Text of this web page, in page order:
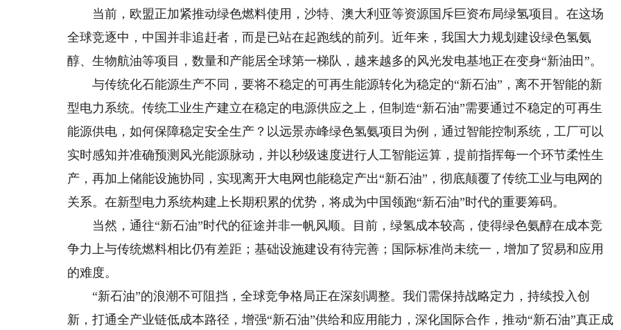
当前，欧盟正加紧推动绿色燃料使用，沙特、澳大利亚等资源国斥巨资布局绿氢项目。在这场
全球竞逐中，中国并非追赶者，而是已站在起跑线的前列。近年来，我国大力规划建设绿色氢氨
醇、生物航油等项目，数量和产能居全球第一梯队，越来越多的风光发电基地正在变身“新油田”。
与传统化石能源生产不同，要将不稳定的可再生能源转化为稳定的“新石油”，离不开智能的新
型电力系统。传统工业生产建立在稳定的电源供应之上，但制造“新石油”需要通过不稳定的可再生
能源供电，如何保障稳定安全生产？以远景赤峰绿色氢氨项目为例，通过智能控制系统，工厂可以
实时感知并准确预测风光能源脉动，并以秒级速度进行人工智能运算，提前指挥每一个环节柔性生
产，再加上储能设施协同，实现离开大电网也能稳定产出“新石油”，彻底颠覆了传统工业与电网的
关系。在新型电力系统构建上长期积累的优势，将成为中国领跑“新石油”时代的重要筹码。
当然，通往“新石油”时代的征途并非一帆风顺。目前，绿氢成本较高，使得绿色氨醇在成本竞
争力上与传统燃料相比仍有差距；基础设施建设有待完善；国际标准尚未统一，增加了贸易和应用
的难度。
“新石油”的浪潮不可阻挡，全球竞争格局正在深刻调整。我们需保持战略定力，持续投入创
新，打通全产业链低成本路径，增强“新石油”供给和应用能力，深化国际合作，推动“新石油”真正成